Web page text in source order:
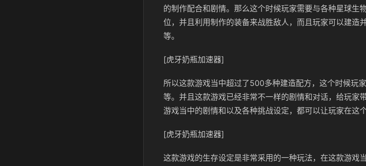
的制作配合和剧情。那么这个时候玩家需要与各种星球生
位，并且利用制作的装备来战胜敌人，而且玩家可以建造
等。
[虎牙奶瓶加速器]
所以这款游戏当中超过了500多种建造配方，这个时候玩
等。并且这款游戏已经非常不一样的剧情和对话，给玩家
游戏当中的剧情和以及各种挑战设定，都可以让玩家在这
[虎牙奶瓶加速器]
这款游戏的生存设定是非常采用的一种玩法，在这款游戏